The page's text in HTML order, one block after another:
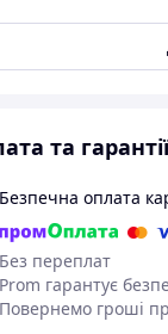
та гарантії
оплата
переплат
гарантує
гроші